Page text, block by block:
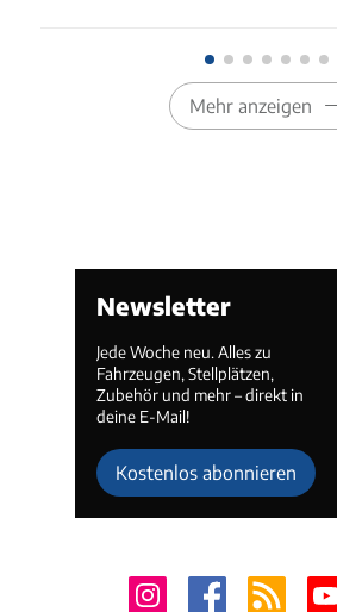
Mehr anzeigen
Newsletter
Jede Woche neu. Alles zu
Fahrzeugen, Stellplätzen,
Zubehör und mehr – direkt in
deine E-Mail!
Kostenlos abonnieren